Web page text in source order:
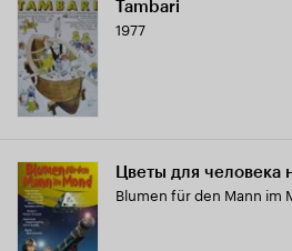
Tambari
1977
Цветы для человека
Blumen für den Mann im